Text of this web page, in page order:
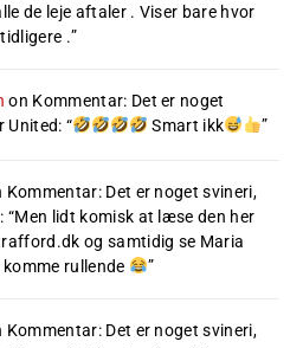
de leje aftaler . Viser bare hvor
.”
on Kommentar: Det er noget
United: “ Smart ikk ”
Kommentar: Det er noget svineri,
: “Men lidt komisk at læse den her
og samtidig se Maria
rullende
”
Kommentar: Det er noget svineri,